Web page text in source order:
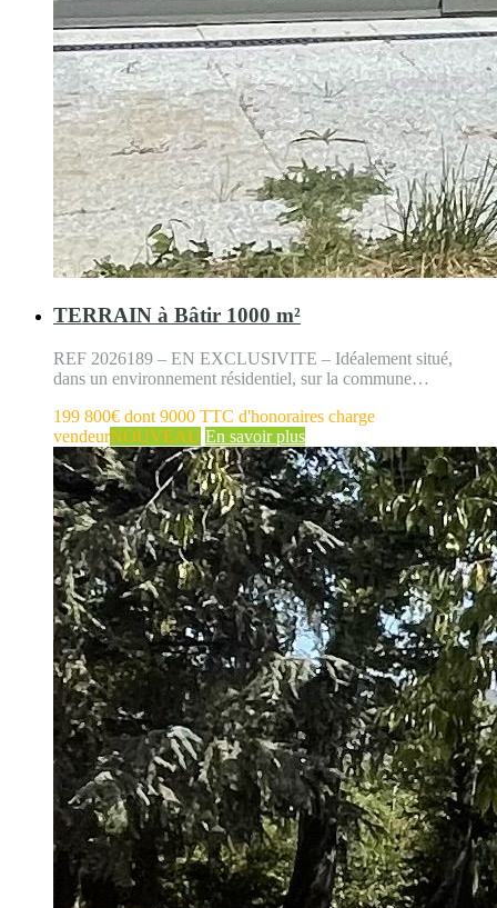
TERRAIN à Bâtir 1000 m²
REF 2026189 – EN EXCLUSIVITE – Idéalement situé,
dans un environnement résidentiel, sur la commune…
199 800€ dont 9000 TTC d'honoraires charge
vendeurNOUVEAU En savoir plus